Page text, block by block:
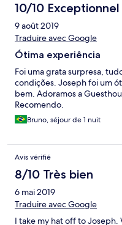
10/10 Exceptionnel
9 août 2019
Traduire avec Google
Ótima experiência
Foi uma grata surpresa,
condições. Joseph foi um
bem. Adoramos a
Recomendo.
Bruno, séjour de 1 nuit
Avis vérifié
8/10 Très bien
6 mai 2019
Traduire avec Google
I take my hat off to